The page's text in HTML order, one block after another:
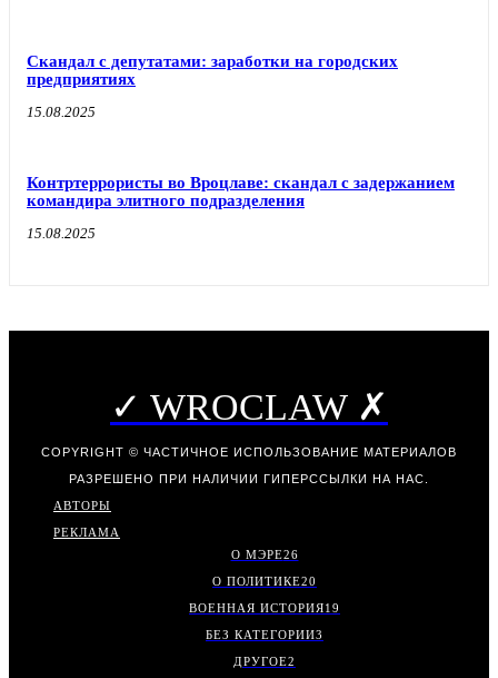
Скандал с депутатами: заработки на городских
предприятиях
15.08.2025
Контртеррористы во Вроцлаве: скандал с задержанием
командира элитного подразделения
15.08.2025
✓ WROCLAW ✗
COPYRIGHT © ЧАСТИЧНОЕ ИСПОЛЬЗОВАНИЕ МАТЕРИАЛОВ
РАЗРЕШЕНО ПРИ НАЛИЧИИ ГИПЕРССЫЛКИ НА НАС.
АВТОРЫ
РЕКЛАМА
О МЭРЕ26
О ПОЛИТИКЕ20
ВОЕННАЯ ИСТОРИЯ19
БЕЗ КАТЕГОРИИ3
ДРУГОЕ2